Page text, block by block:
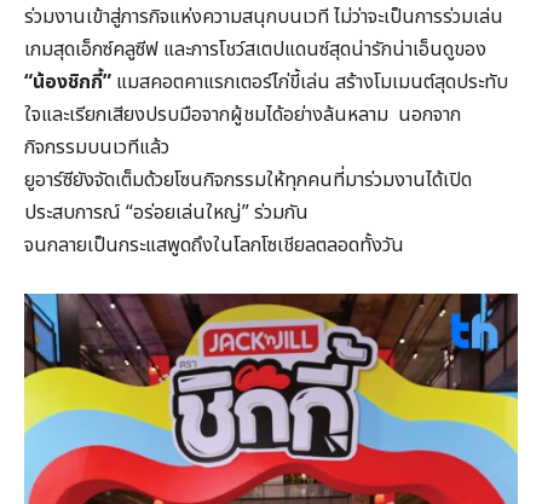
ร่วมงานเข้าสู่ภารกิจแห่งความสนุกบนเวที ไม่ว่าจะเป็นการร่วมเล่น
เกมสุดเอ็กซ์คลูซีฟ และการโชว์สเตปแดนซ์สุดน่ารักน่าเอ็นดูของ
“น้องชิกกี้” แมสคอตคาแรกเตอร์ไก่ขี้เล่น สร้างโมเมนต์สุดประทับ
ใจและเรียกเสียงปรบมือจากผู้ชมได้อย่างล้นหลาม นอกจาก
กิจกรรมบนเวทีแล้ว
ยูอาร์ซียังจัดเต็มด้วยโซนกิจกรรมให้ทุกคนที่มาร่วมงานได้เปิด
ประสบการณ์ “อร่อยเล่นใหญ่” ร่วมกัน
จนกลายเป็นกระแสพูดถึงในโลกโซเชียลตลอดทั้งวัน